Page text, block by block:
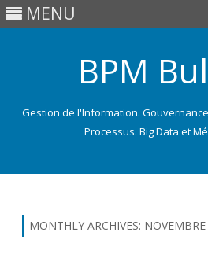
MENU
BPM
Gestion de l'Information.
Processus. Big Data et
MONTHLY ARCHIVES: